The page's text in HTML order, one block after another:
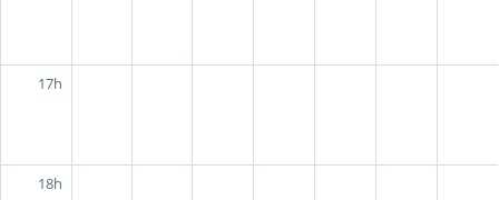
17h
18h